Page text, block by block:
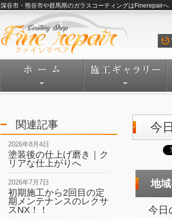
深谷市・熊谷市や群馬県のガラスコーティングはFinerepairへ
関連記事
2026年8月4日
塗装後の仕上げ磨き｜ク
リアな仕上がりへ
2026年7月7日
初期施工から2回目の定
期メンテナンスのレクサ
スNX！！
今
地
今日